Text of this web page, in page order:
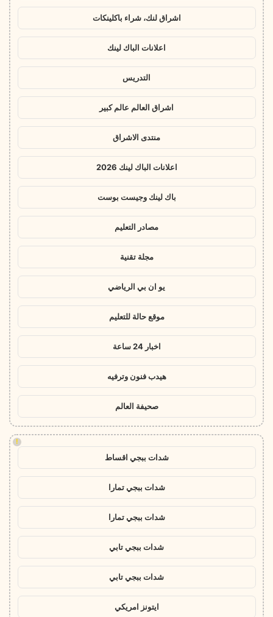
اشراق لنك، شراء باكلينكات
اعلانات الباك لينك
التدريس
اشراق العالم عالم كبير
منتدى الاشراق
اعلانات الباك لينك 2026
باك لينك وجيست بوست
مصادر التعليم
مجلة تقنية
يو ان بي الرياضي
موقع حالة للتعليم
اخبار 24 ساعة
هيدب فنون وترفيه
صحيفة العالم
!
شدات ببجي اقساط
شدات ببجي تمارا
شدات ببجي تمارا
شدات ببجي تابي
شدات ببجي تابي
ايتونز امريكي